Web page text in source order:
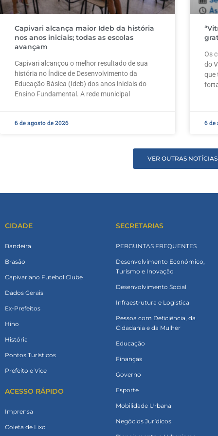
Capivari alcança maior Ideb da história
nos anos iniciais; todas as escolas
avançam
Capivari alcançou o melhor resultado de sua
história no Índice de Desenvolvimento da
Educação Básica (Ideb) dos anos iniciais do
Ensino Fundamental. A rede municipal
6 de agosto de 2026
Os
do
que
6 de
VER OUTRAS NOTÍCIAS
CIDADE
Bandeira
Brasão
Capivariano Futebol Clube
Dados Gerais
Ex-Prefeitos
Hino
História
Pontos Turísticos
Prefeito e Vice
ACESSO RÁPIDO
Imprensa
Coleta de Lixo
SECRETARIAS
PERGUNTAS FREQUENTES
Desenvolvimento Econômico,
Turismo e Inovação
Desenvolvimento Social
Infraestrutura e Logistica
Pessoa com Deficiência, da
Cidadania e da Mulher
Educação
Finanças
Governo
Esporte
Mobilidade Urbana
Negócios Jurídicos